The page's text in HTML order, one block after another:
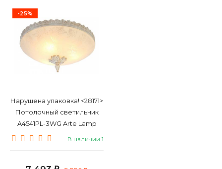
-25%
Нарушена упаковка! <28171>
Потолочный светильник
A4541PL-3WG Arte Lamp
В наличии 1